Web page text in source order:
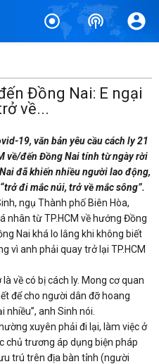
Đồng Nai: E ngại
về...
19, văn bản yêu cầu cách ly 21
về/đến Đồng Nai tính từ ngày rời
đã khiến nhiều người lao động,
đi mắc núi, trở về mắc sông”.
ngụ Thành phố Biên Hòa,
nhân từ TP.HCM về hướng Đồng
Nai khá lo lắng khi không biết
vì anh phải quay trở lại TP.HCM
về có bị cách ly. Mong cơ quan
để cho người dân đỡ hoang
anh Sinh nói.
xuyên phải đi lại, làm việc ở
chủ trương áp dụng biện pháp
trú trên địa bàn tỉnh (người